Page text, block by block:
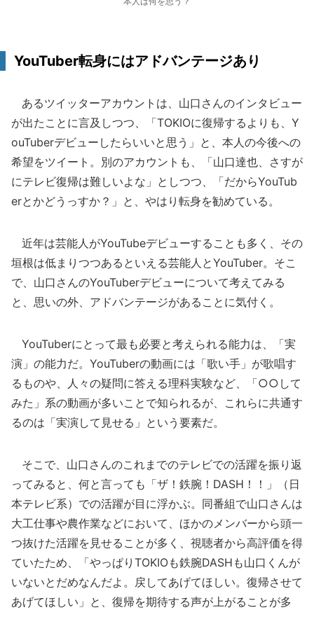
YouTuber転身にはアドバンテージあり
あるツイッターアカウントは、山口さんのインタビュー
が出たことに言及しつつ、「TOKIOに復帰するよりも、Y
ouTuberデビューしたらいいと思う」と、本人の今後への
希望をツイート。別のアカウントも、「山口達也、さすが
にテレビ復帰は難しいよな」としつつ、「だからYouTub
erとかどうっすか？」と、やはり転身を勧めている。
近年は芸能人がYouTubeデビューすることも多く、その
垣根は低まりつつあるといえる芸能人とYouTuber。そこ
で、山口さんのYouTuberデビューについて考えてみる
と、思いの外、アドバンテージがあることに気付く。
YouTuberにとって最も必要と考えられる能力は、「実
演」の能力だ。YouTuberの動画には「歌い手」が歌唱す
るものや、人々の疑問に答える理科実験など、「○○して
みた」系の動画が多いことで知られるが、これらに共通す
るのは「実演して見せる」という要素だ。
そこで、山口さんのこれまでのテレビでの活躍を振り返
ってみると、何と言っても「ザ！鉄腕！DASH！！」（日
本テレビ系）での活躍が目に浮かぶ。同番組で山口さんは
大工仕事や農作業などにおいて、ほかのメンバーから頭一
つ抜けた活躍を見せることが多く、視聴者から高評価を得
ていたため、「やっぱりTOKIOも鉄腕DASHも山口くんが
いないとだめなんだよ。戻してあげてほしい。復帰させて
あげてほしい」と、復帰を期待する声が上がることが多